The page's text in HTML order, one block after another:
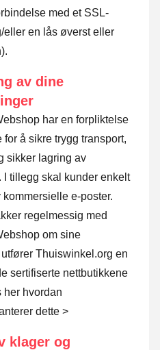
med et SSL-
eller en lås øverst eller
av dine
har en forpliktelse
å sikre trygg transport,
sikker lagring av
I tillegg skal kunder enkelt
e-poster.
regelmessig med
om sine
Thuiswinkel.org en
sertifiserte nettbutikkene
her hvordan
dette >
klager og